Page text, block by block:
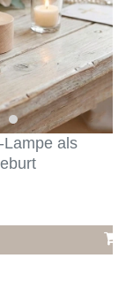
Lampe als